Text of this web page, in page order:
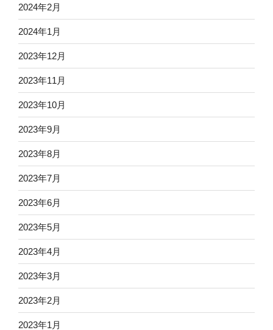
2024年2月
2024年1月
2023年12月
2023年11月
2023年10月
2023年9月
2023年8月
2023年7月
2023年6月
2023年5月
2023年4月
2023年3月
2023年2月
2023年1月